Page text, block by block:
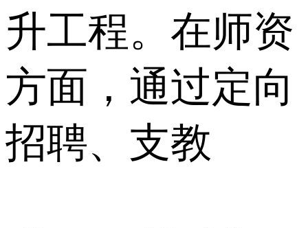
升工程。在师资
方面，通过定向
招聘、支教